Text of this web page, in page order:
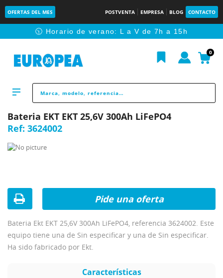
OFERTAS DEL MES POSTVENTA EMPRESA BLOG CONTACTO
🕥 Horario de verano: L a V de 7h a 15h
0
Bateria EKT EKT 25,6V 300Ah LiFePO4
Ref: 3624002
Bateria Ekt EKT 25,6V 300Ah LiFePO4, referencia 3624002. Este
equipo tiene una de Sin especificar y una de Sin especificar.
Ha sido fabricado por Ekt.
Pide una oferta
Características